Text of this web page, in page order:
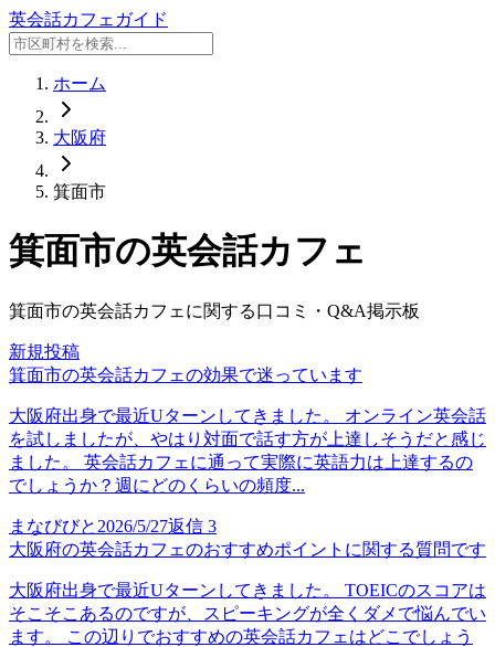
英会話カフェガイド
ホーム
大阪府
箕面市
箕面市の英会話カフェ
箕面市の英会話カフェに関する口コミ・Q&A掲示板
新規投稿
箕面市の英会話カフェの効果で迷っています
大阪府出身で最近Uターンしてきました。 オンライン英会話
を試しましたが、やはり対面で話す方が上達しそうだと感じ
ました。 英会話カフェに通って実際に英語力は上達するの
でしょうか？週にどのくらいの頻度...
まなびびと 2026/5/27返信 3
大阪府の英会話カフェのおすすめポイントに関する質問です
大阪府出身で最近Uターンしてきました。 TOEICのスコアは
そこそこあるのですが、スピーキングが全くダメで悩んでい
ます。 この辺りでおすすめの英会話カフェはどこでしょう